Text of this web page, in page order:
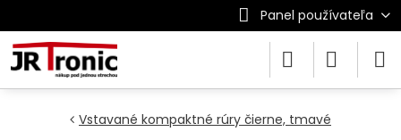
Panel používateľa
Vstavané kompaktné rúry čierne, tmavé